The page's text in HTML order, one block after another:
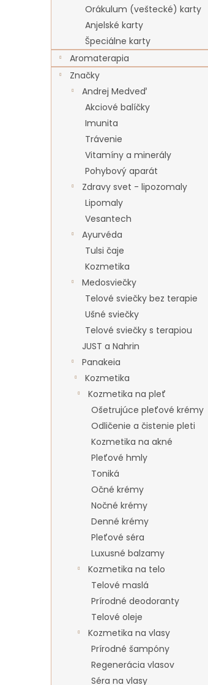
Orákulum (veštecké) karty
Anjelské karty
Špeciálne karty
Aromaterapia
Značky
Andrej Medveď
Akciové balíčky
Imunita
Trávenie
Vitamíny a minerály
Pohybový aparát
Zdravy svet - lipozomaly
Lipomaly
Vesantech
Ayurvéda
Tulsi čaje
Kozmetika
Medosviečky
Telové sviečky bez terapie
Ušné sviečky
Telové sviečky s terapiou
JUST a Nahrin
Panakeia
Kozmetika
Kozmetika na pleť
Ošetrujúce pleťové krémy
Odličenie a čistenie pleti
Kozmetika na akné
Pleťové hmly
Toniká
Očné krémy
Nočné krémy
Denné krémy
Pleťové séra
Luxusné balzamy
Kozmetika na telo
Telové maslá
Prírodné deodoranty
Telové oleje
Kozmetika na vlasy
Prírodné šampóny
Regenerácia vlasov
Séra na vlasy